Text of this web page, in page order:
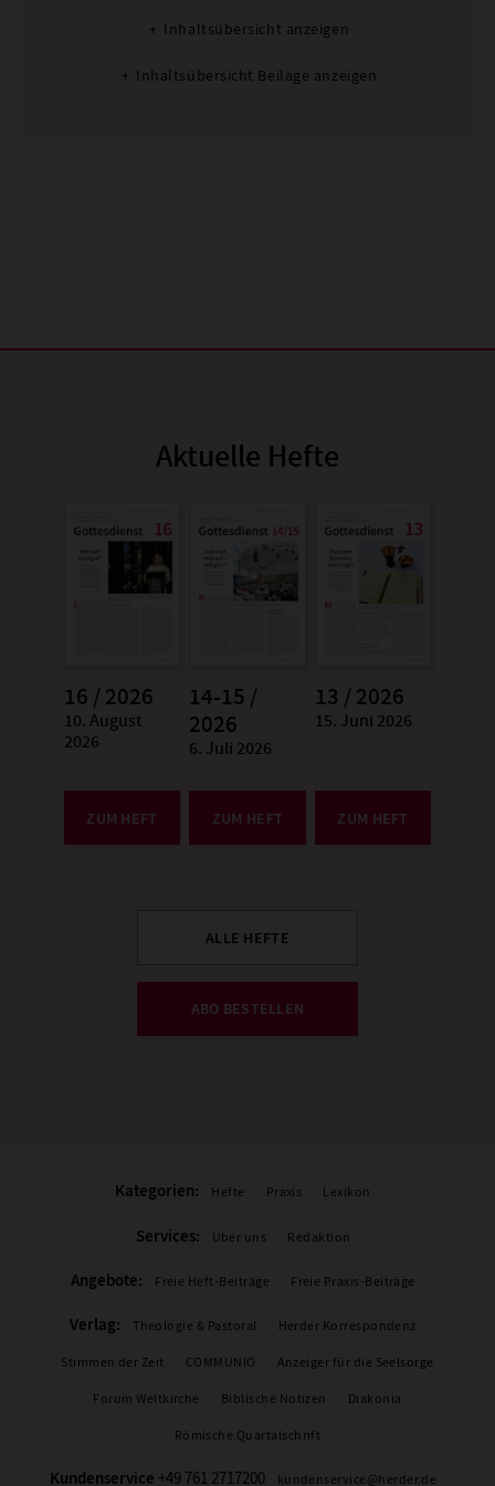
Inhaltsübersicht anzeigen
Inhaltsübersicht Beilage anzeigen
Aktuelle Hefte
16 / 2026
:
10. August
2026
ZUM HEFT
14-15 /
2026
:
6. Juli 2026
ZUM HEFT
13 / 2026
:
15. Juni 2026
ZUM HEFT
ALLE HEFTE
ABO BESTELLEN
Kategorien: Hefte Praxis Lexikon
Services: Über uns Redaktion
Angebote: Freie Heft-Beiträge Freie Praxis-Beiträge
Verlag: Theologie & Pastoral Herder Korrespondenz
Stimmen der Zeit COMMUNIO Anzeiger für die Seelsorge
Forum Weltkirche Biblische Notizen Diakonia
Römische Quartalschrift
Kundenservice +49 761 2717200 kundenservice@herder.de